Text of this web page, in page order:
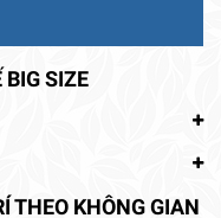
BIG SIZE
THEO KHÔNG GIAN